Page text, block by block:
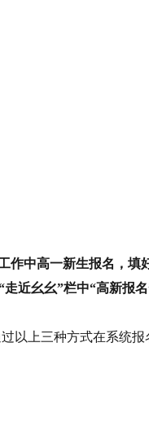
作中高一新生报名，填
近幺幺”栏中“高新报
以上三种方式在系统报